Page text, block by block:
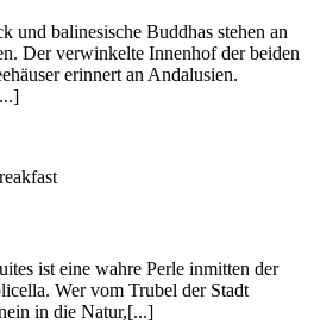
und balinesische Buddhas stehen an
Der verwinkelte Innenhof der beiden
erinnert an Andalusien.
ist eine wahre Perle inmitten der
Wer vom Trubel der Stadt
in die Natur,[...]